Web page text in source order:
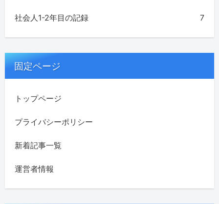
社会人1-2年目の記録 7
固定ページ
トップページ
プライバシーポリシー
新着記事一覧
運営者情報